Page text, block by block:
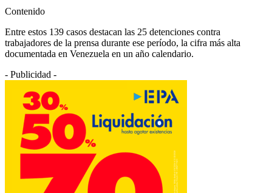
Contenido
Entre estos 139 casos destacan las 25 detenciones contra
trabajadores de la prensa durante ese período, la cifra más alta
documentada en Venezuela en un año calendario.
- Publicidad -